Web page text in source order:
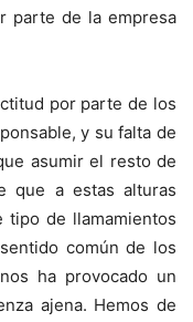
parte de la empresa
por parte de los
y su falta de
asumir el resto de
que a estas alturas
tipo de llamamientos
común de los
ha provocado un
ajena. Hemos de